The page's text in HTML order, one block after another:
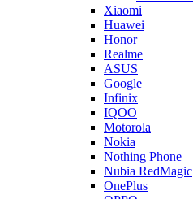
Xiaomi
Huawei
Honor
Realme
ASUS
Google
Infinix
IQOO
Motorola
Nokia
Nothing Phone
Nubia RedMagic
OnePlus